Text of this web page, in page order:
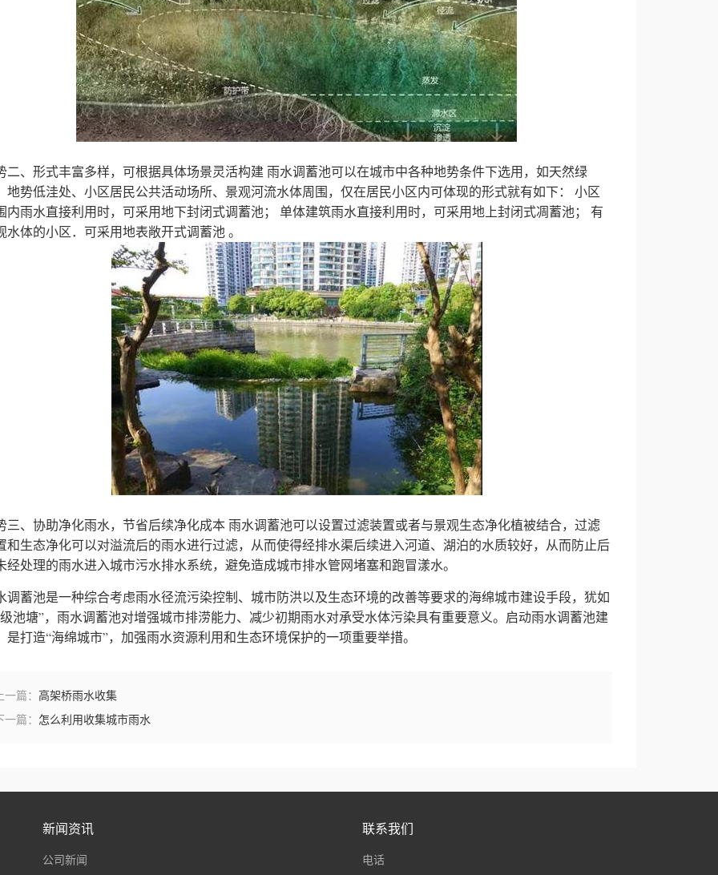
二、形式丰富多样，可根据具体场景灵活构建 雨水调蓄池可以在城市中各种地势条件下选用，如天然绿
地势低洼处、小区居民公共活动场所、景观河流水体周围，仅在居民小区内可体现的形式就有如下：
小区
内雨水直接利用时，可采用地下封闭式调蓄池；
单体建筑雨水直接利用时，可采用地上封闭式凋蓄池；
有
水体的小区．可采用地表敞开式调蓄池 。
三、协助净化雨水，节省后续净化成本 雨水调蓄池可以设置过滤装置或者与景观生态净化植被结合，过滤
和生态净化可以对溢流后的雨水进行过滤，从而使得经排水渠后续进入河道、湖泊的水质较好，从而防止后
经处理的雨水进入城市污水排水系统，避免造成城市排水管网堵塞和跑冒漾水。
调蓄池是一种综合考虑雨水径流污染控制、城市防洪以及生态环境的改善等要求的海绵城市建设手段，犹如
池塘”，雨水调蓄池对增强城市排涝能力、减少初期雨水对承受水体污染具有重要意义。启动雨水调蓄池建
是打造“海绵城市”，加强雨水资源利用和生态环境保护的一项重要举措。
一篇： 高架桥雨水收集
一篇： 怎么利用收集城市雨水
新闻资讯
公司新闻
联系我们
电话